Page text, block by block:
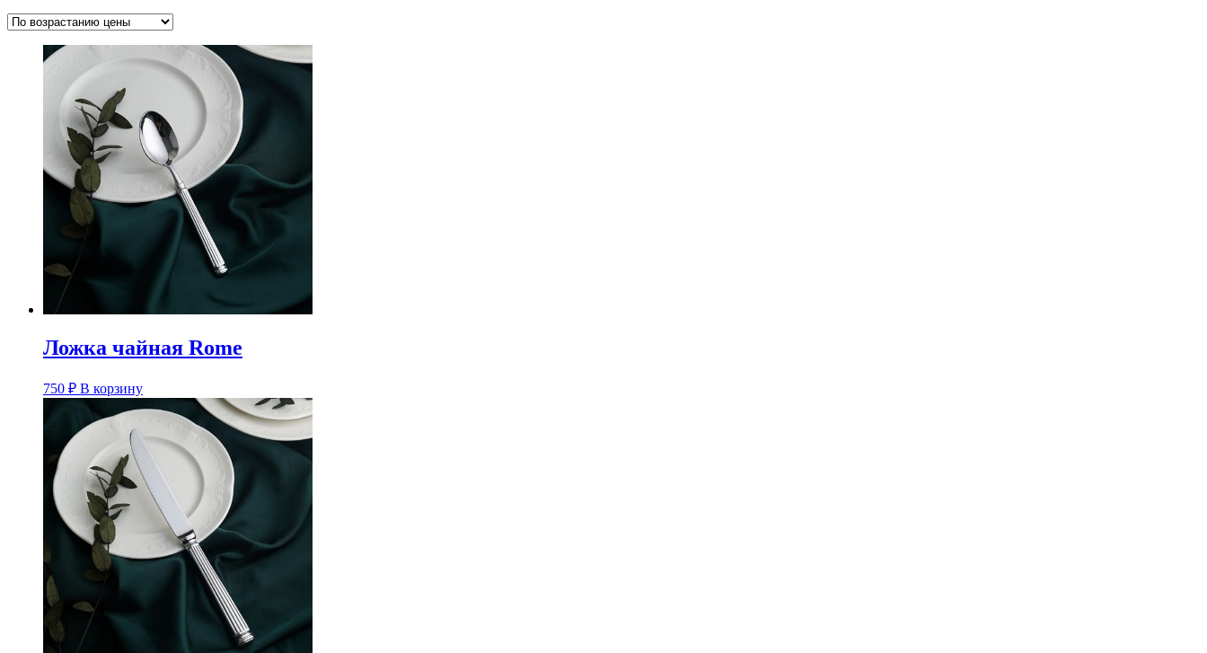
Ложка чайная Rome
750 ₽ В корзину